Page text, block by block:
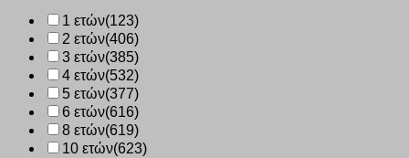
1 ετών(123)
2 ετών(406)
3 ετών(385)
4 ετών(532)
5 ετών(377)
6 ετών(616)
8 ετών(619)
10 ετών(623)